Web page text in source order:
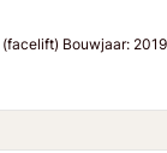
Bouwjaar: